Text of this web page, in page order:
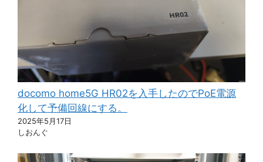
docomo home5G HR02を入手したのでPoE電源
化して予備回線にする。
2025年5月17日
しおんぐ